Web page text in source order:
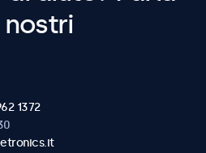
nostri
1372